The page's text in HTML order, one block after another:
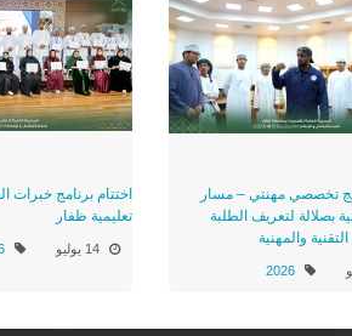
تخصصي مهنتي – مسار
بصلالة لتعريف الطلبة
والمهنية
2026
اختتام برنامج
تعليمية ظفار
14 يوليو